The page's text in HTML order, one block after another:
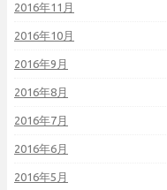
2016年11月
2016年10月
2016年9月
2016年8月
2016年7月
2016年6月
2016年5月